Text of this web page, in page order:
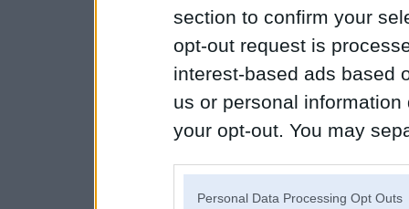
section to confirm your
opt-out request is
interest-based ads based
us or personal
your opt-out. You may
Personal Data Processing Opt Outs